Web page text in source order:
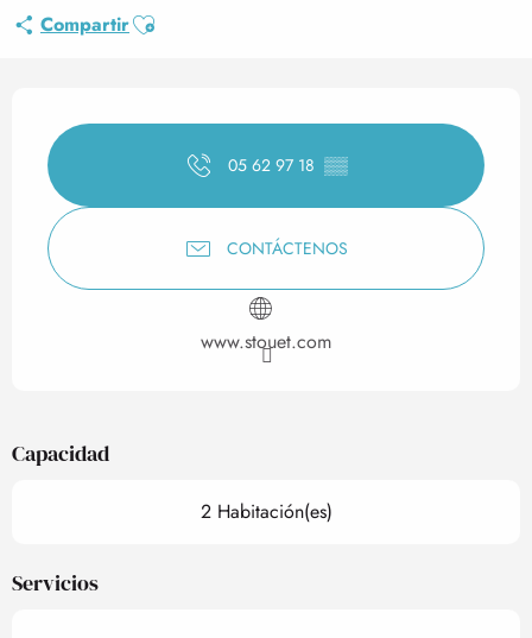
CompartirAjouter aux favoris
Horarios y datos de
05 62 97 18 ▒▒
CONTÁCTENOS
www.stouet.com
Capacidad
2 Habitación(es)
Servicios